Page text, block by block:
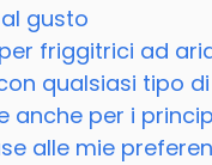
gusto
friggitrici ad
qualsiasi tipo
anche per i
alle mie